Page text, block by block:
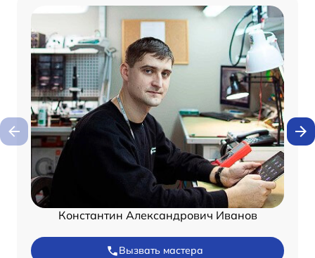
Константин Александрович Иванов
Вызвать мастера